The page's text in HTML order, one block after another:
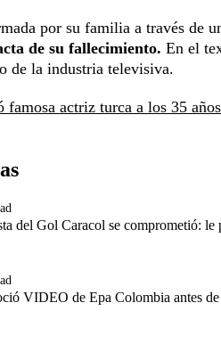
por su familia a través de
de su fallecimiento. En el
de la industria televisiva.
famosa actriz turca a los 35
del Gol Caracol se comprometió:
VIDEO de Epa Colombia antes